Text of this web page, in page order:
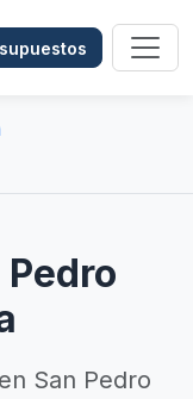
San Pedro